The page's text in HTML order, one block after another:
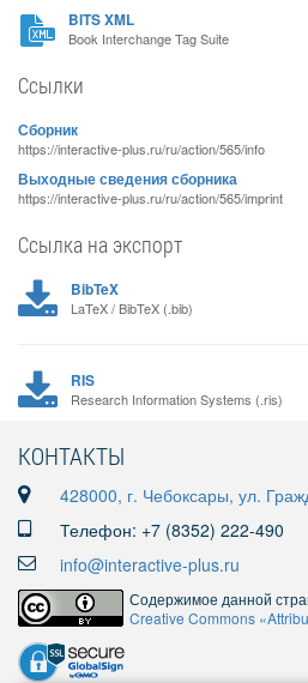
BITS XML
Book Interchange Tag Suite
Ссылки
Сборник
https://interactive-plus.ru/ru/action/565/info
Выходные сведения сборника
https://interactive-plus.ru/ru/action/565/imprint
Ссылка на экспорт
BibTeX
LaTeX / BibTeX (.bib)
RIS
Research Information Systems (.ris)
КОНТАКТЫ
428000, г. Чебоксары, ул.
Телефон: +7 (8352) 222-490
info@interactive-plus.ru
Содержимое данной
Creative Commons